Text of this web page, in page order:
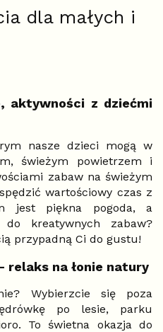
dla małych i
aktywności z dziećmi
nasze dzieci mogą w
świeżym powietrzem i
zabaw na świeżym
wartościowy czas z
jest piękna pogoda, a
kreatywnych zabaw?
przypadną Ci do gustu!
relaks na łonie natury
Wybierzcie się poza
po lesie, parku
To świetna okazja do